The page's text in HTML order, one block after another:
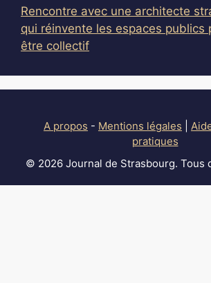
Rencontre avec une architecte
qui réinvente les espaces publics
être collectif
A propos - Mentions légales
pratiques
© 2026 Journal de Strasbourg. Tous